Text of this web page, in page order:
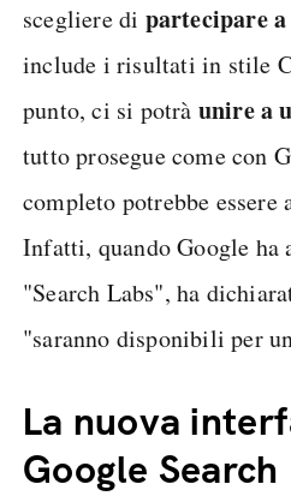
scegliere di partecipare
include i risultati in stile
punto, ci si potrà unire a
tutto prosegue come con
completo potrebbe essere
Infatti, quando Google ha
"Search Labs", ha
"saranno disponibili per
La nuova
Google Search